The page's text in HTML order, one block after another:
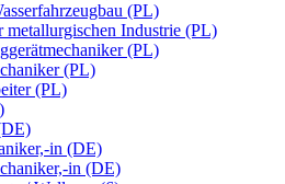
(PL)
metallurgischen Industrie (PL)
(PL)
(PL)
(PL)
in (DE)
in (DE)